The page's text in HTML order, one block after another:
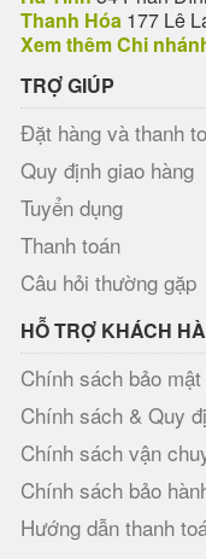
Thanh Hóa 177 Lê
Xem thêm Chi
TRỢ GIÚP
Đặt hàng và thanh
Quy định giao hàng
Tuyển dụng
Thanh toán
Câu hỏi thường gặp
HỖ TRỢ KHÁCH
Chính sách bảo
Chính sách & Quy
Chính sách vận
Chính sách bảo
Hướng dẫn thanh